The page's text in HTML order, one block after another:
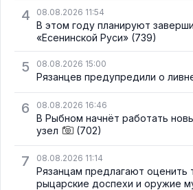
4 08.08.2026 11:54
В этом году планируют
«Есенинской Руси» (739)
5 08.08.2026 15:00
Рязанцев предупредили о
6 08.08.2026 16:46
В Рыбном начнёт работать
узел
(702)
7 08.08.2026 11:14
Рязанцам предлагают оценить
рыцарские доспехи и оружие